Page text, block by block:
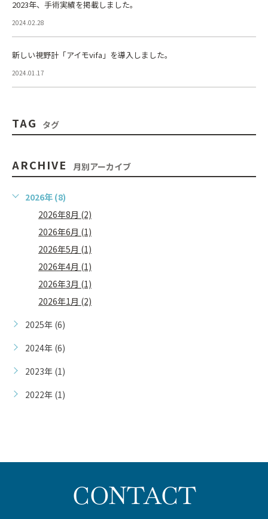
2023年、手術実績を掲載しました。
2024.02.28
新しい視野計「アイモvifa」を導入しました。
2024.01.17
TAG タグ
ARCHIVE 月別アーカイブ
2026年 (8)
2026年8月 (2)
2026年6月 (1)
2026年5月 (1)
2026年4月 (1)
2026年3月 (1)
2026年1月 (2)
2025年 (6)
2024年 (6)
2023年 (1)
2022年 (1)
CONTACT